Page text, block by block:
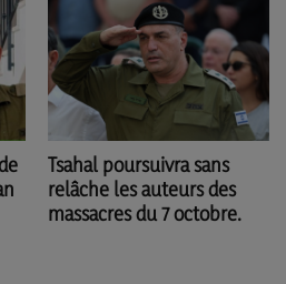
Tsahal poursuivra sans
relâche les auteurs des
massacres du 7 octobre.